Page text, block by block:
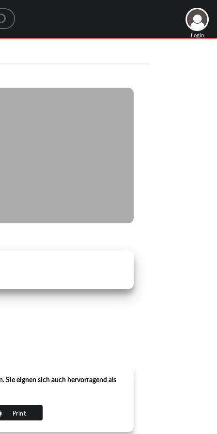
Login
Sie eignen sich auch hervorragend als
Print